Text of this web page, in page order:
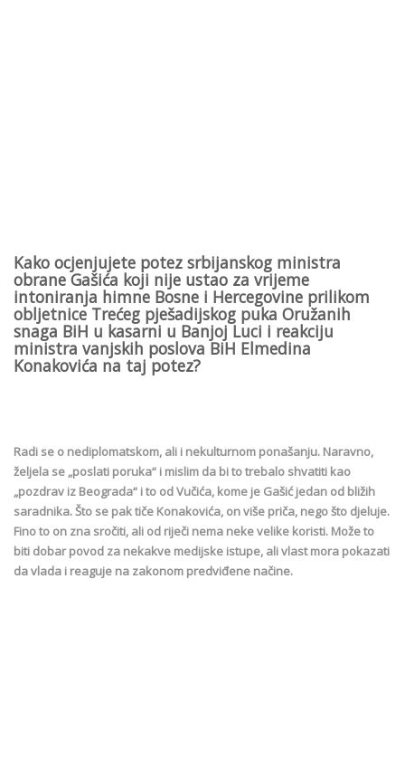
Kako ocjenjujete potez srbijanskog ministra
obrane Gašića koji nije ustao za vrijeme
intoniranja himne Bosne i Hercegovine prilikom
obljetnice Trećeg pješadijskog puka Oružanih
snaga BiH u kasarni u Banjoj Luci i reakciju
ministra vanjskih poslova BiH Elmedina
Konakovića na taj potez?
Radi se o nediplomatskom, ali i nekulturnom ponašanju. Naravno,
željela se „poslati poruka“ i mislim da bi to trebalo shvatiti kao
„pozdrav iz Beograda“ i to od Vučića, kome je Gašić jedan od bližih
saradnika. Što se pak tiče Konakovića, on više priča, nego što djeluje.
Fino to on zna sročiti, ali od riječi nema neke velike koristi. Može to
biti dobar povod za nekakve medijske istupe, ali vlast mora pokazati
da vlada i reaguje na zakonom predviđene načine.